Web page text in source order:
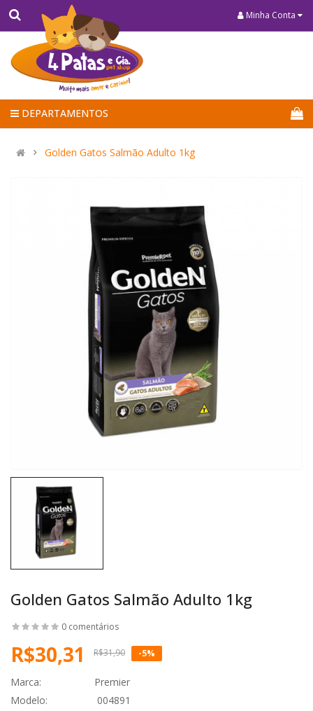
Minha Conta
DEPARTAMENTOS
Golden Gatos Salmão Adulto 1kg
Golden Gatos Salmão Adulto 1kg
0 comentários
R$30,31 R$31,90 -5%
Marca:
Premier
Modelo:
004891